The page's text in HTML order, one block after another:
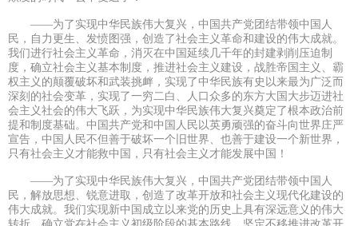
——为了实现中华民族伟大复兴，中国共产党团结带领中国人
民，自力更生、发愤图强，创造了社会主义革命和建设的伟大成就。
我们进行社会主义革命，消灭在中国延续几千年的封建剥削压迫制
度，确立社会主义基本制度，推进社会主义建设，战胜帝国主义、霸
权主义的颠覆破坏和武装挑衅，实现了中华民族有史以来最为广泛而
深刻的社会变革，实现了一穷二白、人口众多的东方大国大步迈进社
会主义社会的伟大飞跃，为实现中华民族伟大复兴奠定了根本政治前
提和制度基础。中国共产党和中国人民以英勇顽强的奋斗向世界庄严
宣告，中国人民不但善于破坏一个旧世界、也善于建设一个新世界，
只有社会主义才能救中国，只有社会主义才能发展中国！
——为了实现中华民族伟大复兴，中国共产党团结带领中国人
民，解放思想、锐意进取，创造了改革开放和社会主义现代化建设的
伟大成就。我们实现新中国成立以来党的历史上具有深远意义的伟大